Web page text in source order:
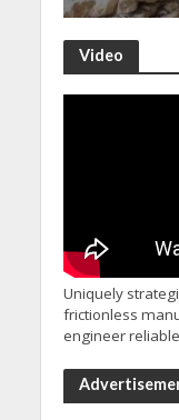
Video
Uniquely
frictionless
engineer